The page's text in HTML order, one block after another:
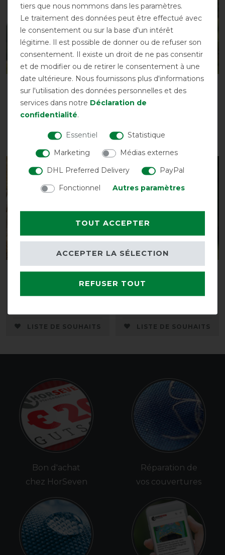
avant 21,90 €
LISTE DE SOUHAITS LISTE DE SOUHAITS
-13%
Waldhausen Couverture
polaire Esperia Two
avant 49,95 €
LISTE DE SOUHAITS
-10%
Horseware Rambo Fly
Mask Plus non traité
avant 49,95 €
LISTE DE SOUHAITS
Bon d'achat
chez HorSeven
Réparation de
vos couvertures
tiers que nous nommons dans les paramètres.
Le traitement des données peut être effectué avec
le consentement ou sur la base d'un intérêt
légitime. Il est possible de donner ou de refuser son
consentement. Il existe un droit de ne pas consentir
et de modifier ou de retirer le consentement à une
date ultérieure. Nous fournissons plus d'informations
sur l'utilisation des données personnelles et des
services dans notre Déclaration de
confidentialité.
Essentiel
Statistique
Marketing
Médias externes
DHL Preferred Delivery
PayPal
Fonctionnel
Autres paramètres
TOUT ACCEPTER
REFUSER TOUT
ACCEPTER LA SÉLECTION